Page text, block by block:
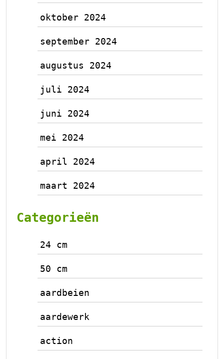
oktober 2024
september 2024
augustus 2024
juli 2024
juni 2024
mei 2024
april 2024
maart 2024
Categorieën
24 cm
50 cm
aardbeien
aardewerk
action